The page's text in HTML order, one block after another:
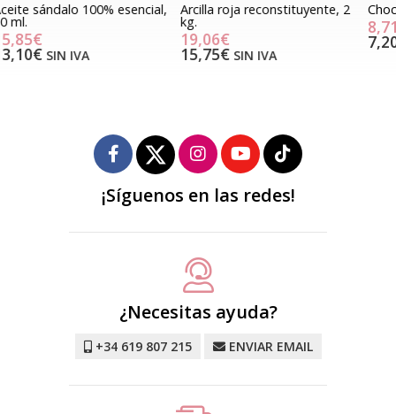
Arcilla roja reconstituyente, 2
kg.
19,06€
15,75€ SIN IVA
Chocolate shower gel, 250ml.
7,20€
¡Síguenos en las redes!
¿Necesitas ayuda?
+34 619 807 215 ENVIAR EMAIL